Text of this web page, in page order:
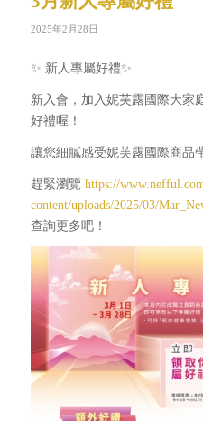
2025年2月28日
✨ 新人專屬好禮✨
新入會，加入妮芙露國際大家
好禮喔！
讓您細膩感受妮芙露國際商品
趕緊瀏覽 https://
content/uploads/2025/03/
查詢更多吧！